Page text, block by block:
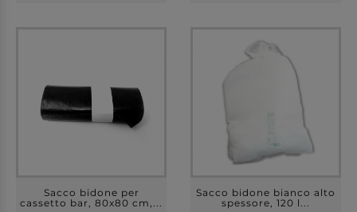
Sacco bidone per
cassetto bar, 80x80 cm,...
Sacco bidone bianco alto
spessore, 120 l...